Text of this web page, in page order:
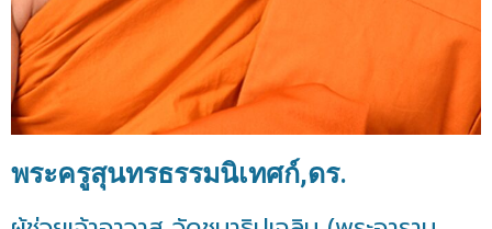
พระครูสุนทรธรรมนิเทศก์,ดร.